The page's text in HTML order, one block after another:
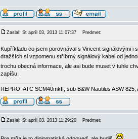
Zaslal: St apríl 03, 2013 11:07:37 Predmet:
Kupříkladu co jsem porovnával s Vincent signálovými
dražších si vzpomenu stříbrný signálový kabel od
trochu obecná informace, ale asi bude muset v tuhle
zapíšu.
REPRO: ATC SCM40mkII, sub B&W Nautilus ASW
Zaslal: St apríl 03, 2013 11:29:20 Predmet: